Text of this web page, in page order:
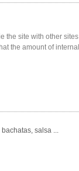
the site with other sites
the amount of internal
salsa ...